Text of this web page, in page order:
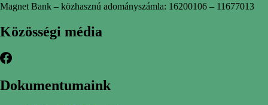
Magnet Bank – közhasznú adományszámla: 16200106 – 11677013
Közösségi média
Dokumentumaink